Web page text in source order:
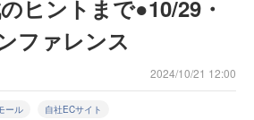
ヒントまで●10/29・
ファレンス
2024/10/21 12:00
ール 自社ECサイト